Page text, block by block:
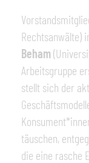
Rechtsanwälte)
Beham
Arbeitsgruppe
stellt sich der
täuschen,
die eine rasche